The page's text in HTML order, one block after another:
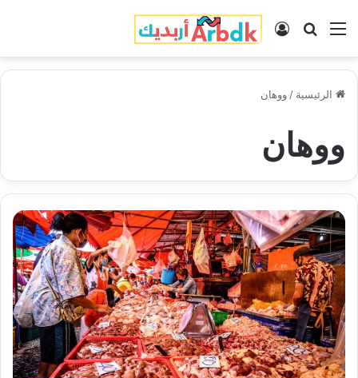
القائمة بحث عنتسجيل الدخول
الرئيسية / ووهان
ووهان